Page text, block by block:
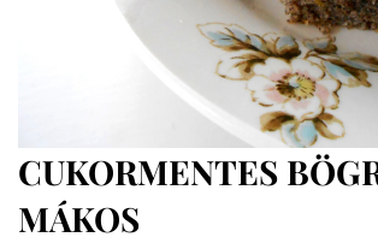
CUKORMENTES
MÁKOS